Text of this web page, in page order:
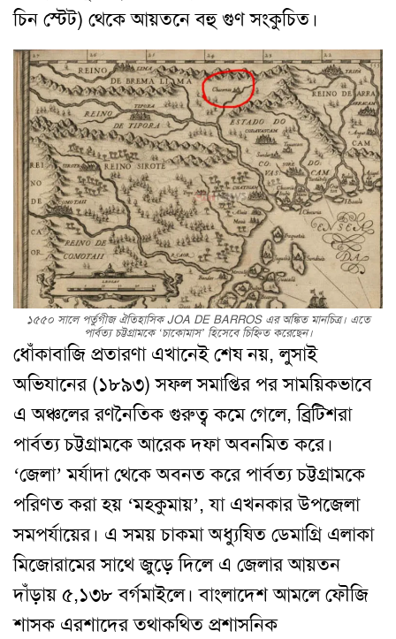
চিন স্টেট) থেকে আয়তনে বহু গুণ সংকুচিত।
১৫৫০ সালে পর্তুগীজ ঐতিহাসিক JOA DE BARROS এর অঙ্কিত মানচিত্র। এতে
পার্বত্য চট্টগ্রামকে ‘চাকোমাস’ হিসেবে চিহ্নিত করেছেন।
ধোঁকাবাজি প্রতারণা এখানেই শেষ নয়, লুসাই
অভিযানের (১৮৯৩) সফল সমাপ্তির পর সাময়িকভাবে
এ অঞ্চলের রণনৈতিক গুরুত্ব কমে গেলে, ব্রিটিশরা
পার্বত্য চট্টগ্রামকে আরেক দফা অবনমিত করে।
‘জেলা’ মর্যাদা থেকে অবনত করে পার্বত্য চট্টগ্রামকে
পরিণত করা হয় ‘মহকুমায়’, যা এখনকার উপজেলা
সমপর্যায়ের। এ সময় চাকমা অধ্যুষিত ডেমাগ্রি এলাকা
মিজোরামের সাথে জুড়ে দিলে এ জেলার আয়তন
দাঁড়ায় ৫,১৩৮ বর্গমাইলে। বাংলাদেশ আমলে ফৌজি
শাসক এরশাদের তথাকথিত প্রশাসনিক